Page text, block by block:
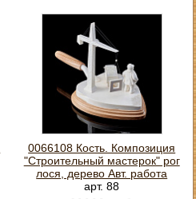
0066108 Кость. Композиция
"Строительный мастерок" рог
лося, дерево Авт. работа
арт. 88